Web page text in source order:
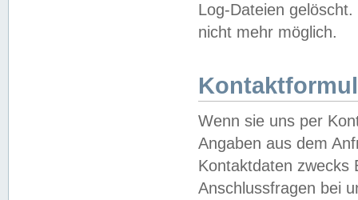
Log-Dateien
nicht mehr möglich.
Wenn sie uns per
Angaben aus dem
Kontaktdaten zwecks
Anschlussfragen bei